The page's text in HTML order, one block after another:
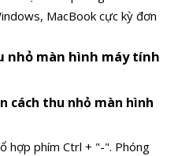
MacBook cực kỳ đơn
nhỏ màn hình máy tính
cách thu nhỏ màn hình
hợp phím Ctrl + "-". Phóng